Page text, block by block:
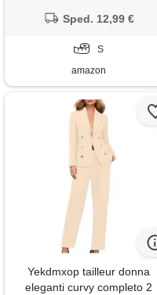
da cerimonia tailleur
e lavoro tuta due pezzi
Sped. 12,99 €
S
amazon
Yekdmxop tailleur donna
eleganti curvy completo 2